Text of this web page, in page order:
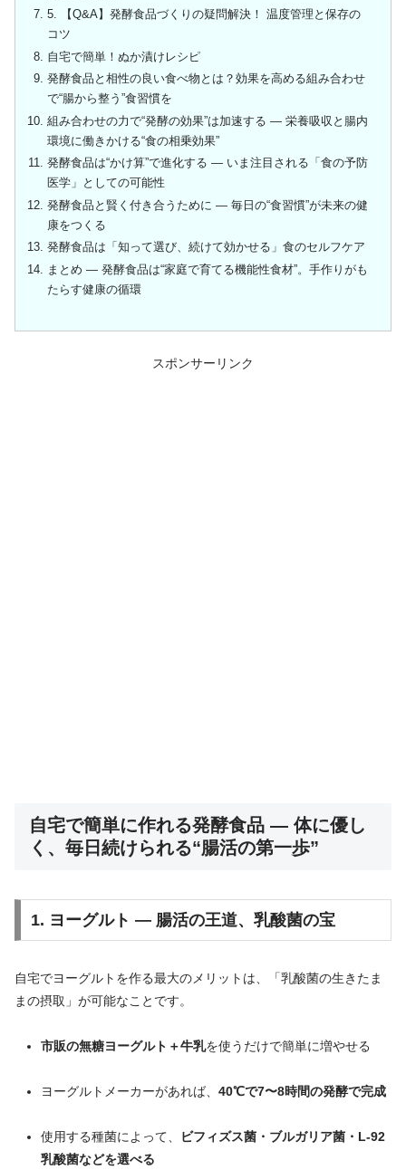
5. 【Q&A】発酵食品づくりの疑問解決！ 温度管理と保存の
コツ
自宅で簡単！ぬか漬けレシピ
発酵食品と相性の良い食べ物とは？効果を高める組み合わせ
で“腸から整う”食習慣を
組み合わせの力で“発酵の効果”は加速する ― 栄養吸収と腸内
環境に働きかける“食の相乗効果”
発酵食品は“かけ算”で進化する ― いま注目される「食の予防
医学」としての可能性
発酵食品と賢く付き合うために ― 毎日の“食習慣”が未来の健
康をつくる
発酵食品は「知って選び、続けて効かせる」食のセルフケア
まとめ ― 発酵食品は“家庭で育てる機能性食材”。手作りがも
たらす健康の循環
スポンサーリンク
自宅で簡単に作れる発酵食品 ― 体に優し
く、毎日続けられる“腸活の第一歩”
1. ヨーグルト ― 腸活の王道、乳酸菌の宝
自宅でヨーグルトを作る最大のメリットは、「乳酸菌の生きたま
まの摂取」が可能なことです。
市販の無糖ヨーグルト＋牛乳を使うだけで簡単に増やせる
ヨーグルトメーカーがあれば、 40℃で7〜8時間の発酵で完成
使用する種菌によって、
ビフィズス菌・ブルガリア菌・L-92
乳酸菌などを選べる